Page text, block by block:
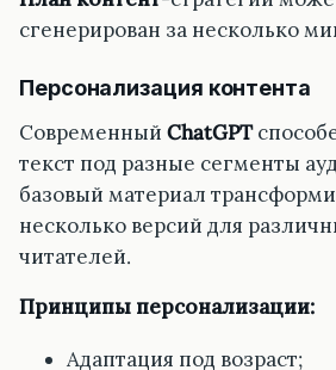
сгенерирован за несколько
Персонализация контента
Современный ChatGPT
текст под разные сегменты
базовый материал
несколько версий для
читателей.
Принципы персонализации:
Адаптация под возраст;